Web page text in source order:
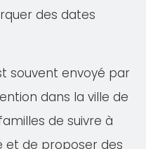
des dates
souvent envoyé par
dans la ville de
de suivre à
et de proposer des